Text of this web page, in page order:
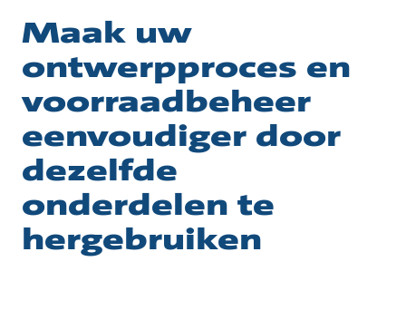
Maak uw
ontwerpproces en
voorraadbeheer
eenvoudiger door
dezelfde
onderdelen te
hergebruiken